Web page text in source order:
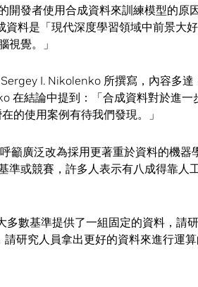
開發者使用合成資料來訓練模型的原
資料是「現代深度學習領域中前景大
視覺。」
I. Nikolenko 所撰寫，內容多
在結論中提到：「合成資料對於進一
的使用案例有待我們發現。」
籲廣泛改為採用更著重於資料的機器
準或競賽，許多人表示有八成得靠人
多數基準提供了一組固定的資料，請
研究人員拿出更好的資料來進行運算